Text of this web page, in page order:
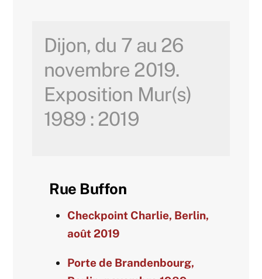
Dijon, du 7 au 26
novembre 2019.
Exposition Mur(s)
1989 : 2019
Rue Buffon
Checkpoint Charlie, Berlin,
août 2019
Porte de Brandenbourg,